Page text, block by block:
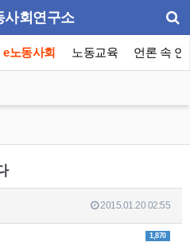
사회연구소
e노동사회 노동교육 언론 속 연
2015.01.20 02:55
1,870